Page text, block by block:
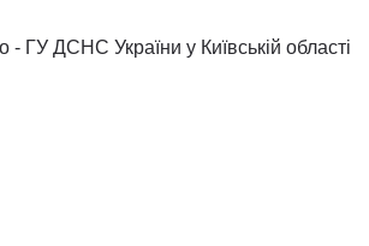
- ГУ ДСНС України у Київській області